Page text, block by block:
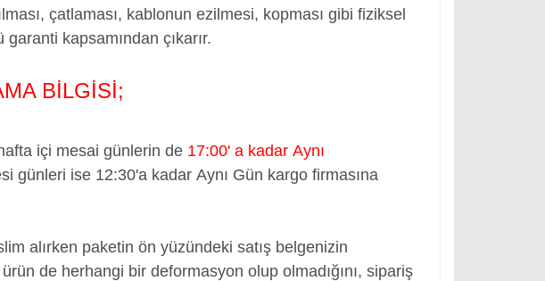
çatlaması, kablonun ezilmesi, kopması gibi fiziksel
kapsamından çıkarır.
BİLGİSİ;
içi mesai günlerin de 17:00' a kadar Aynı
günleri ise 12:30'a kadar Aynı Gün kargo firmasına
alırken paketin ön yüzündeki satış belgenizin
de herhangi bir deformasyon olup olmadığını, sipariş